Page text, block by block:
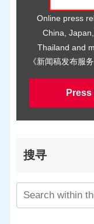
Online press
China,
Thailand and
《新闻稿发布服
搜寻